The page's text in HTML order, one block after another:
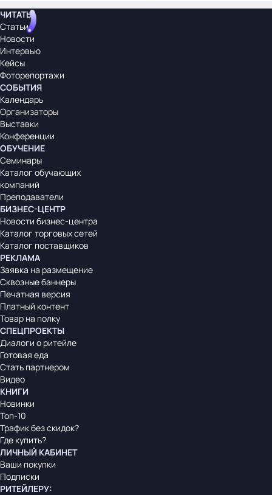
ЧИТАТЬ
Статьи
Новости
Интервью
Кейсы
Фоторепортажи
СОБЫТИЯ
Календарь
Организаторы
Выставки
Конференции
ОБУЧЕНИЕ
Семинары
Каталог обучающих
компаний
Преподаватели
БИЗНЕС-ЦЕНТР
Новости бизнес-центра
Каталог торговых сетей
Каталог поставщиков
РЕКЛАМА
Заявка на размещение
Сквозные баннеры
Печатная версия
Платный контент
Товар на полку
СПЕЦПРОЕКТЫ
Диалоги о ритейле
Готовая еда
Стать партнером
Видео
КНИГИ
Новинки
Топ-10
Трафик без скидок?
Где купить?
ЛИЧНЫЙ КАБИНЕТ
Ваши покупки
Подписки
РИТЕЙЛЕРУ: